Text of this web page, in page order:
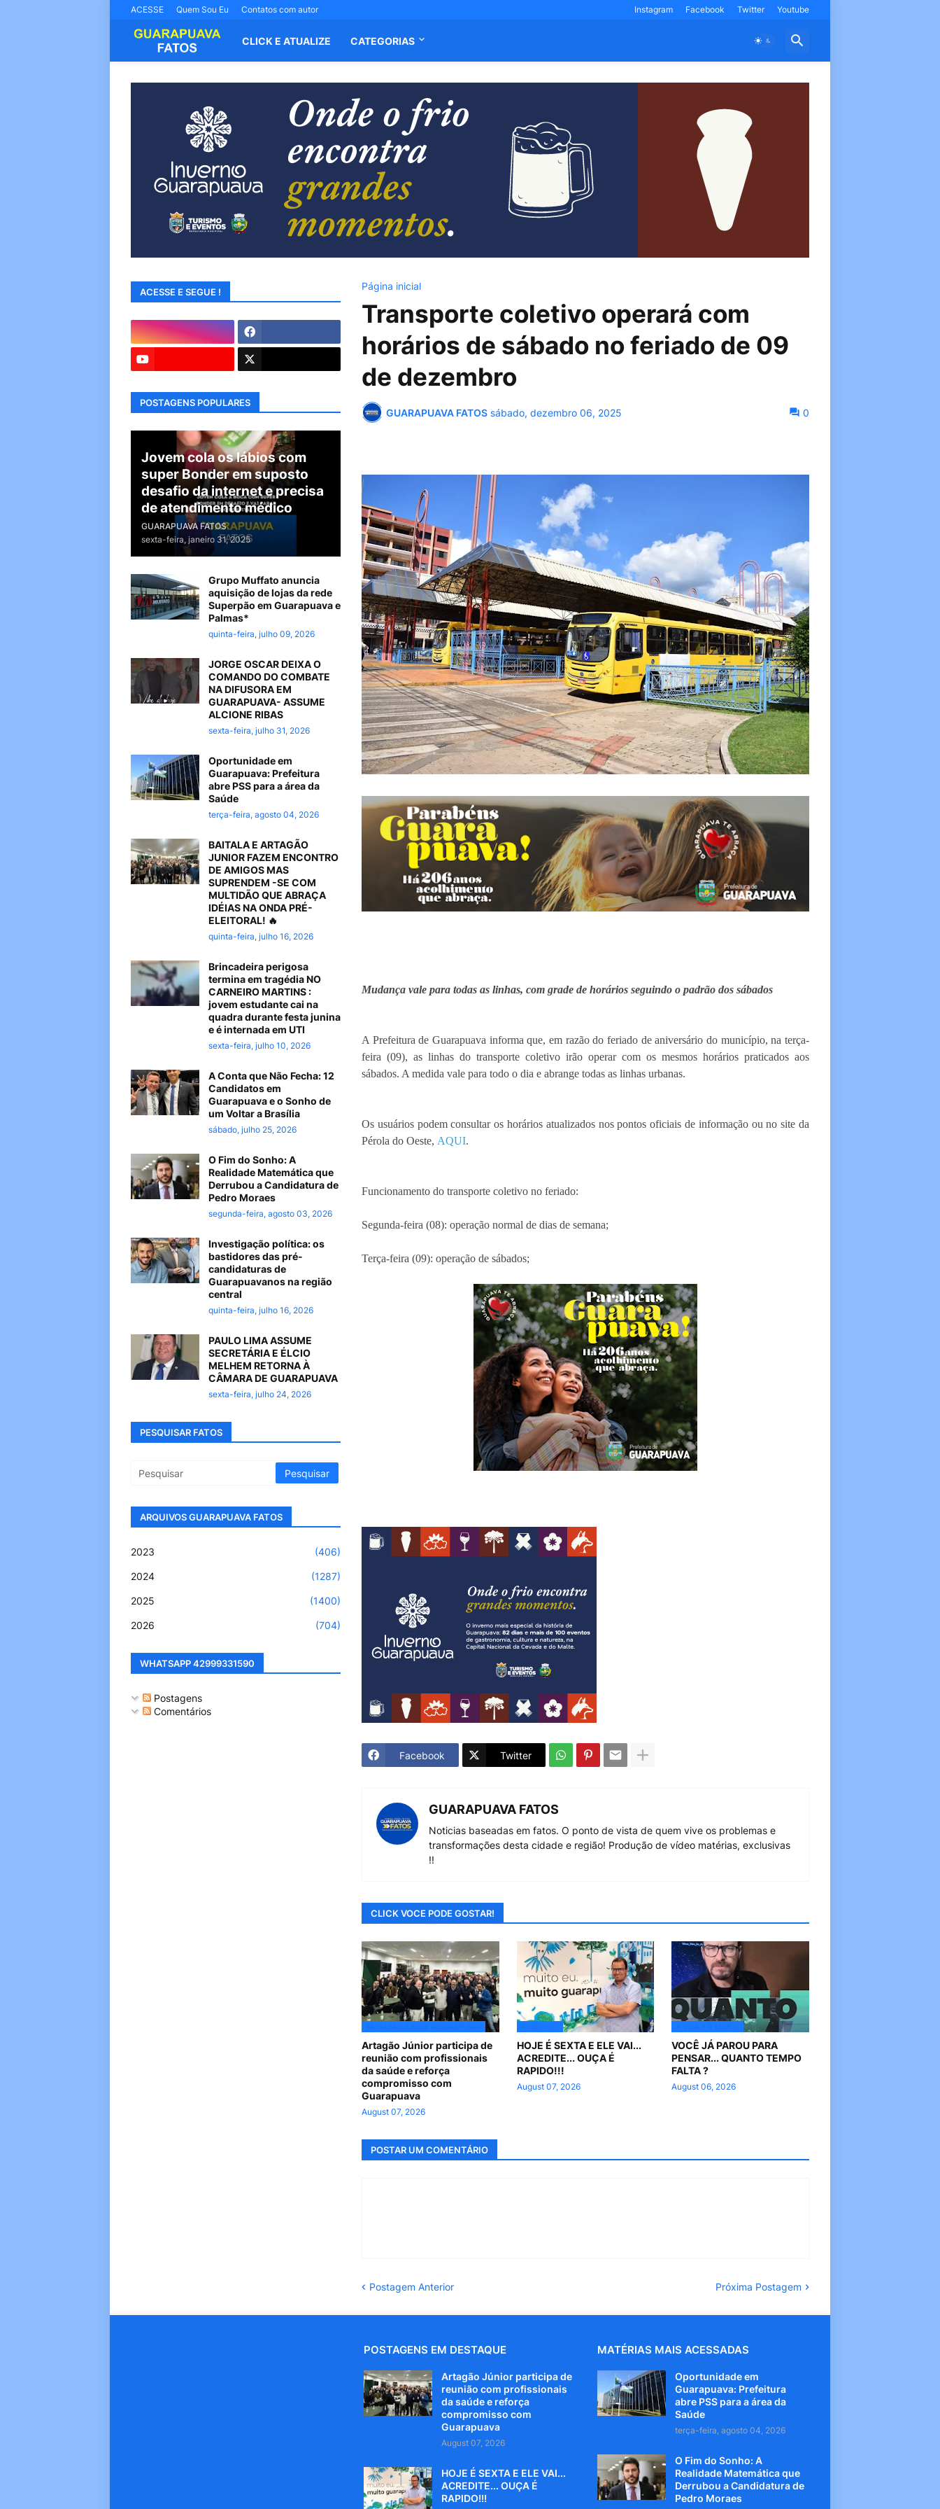
ACESSE Quem Sou Eu Contatos com autor Instagram Facebook Twitter Youtube
CLICK E ATUALIZE CATEGORIAS
Página inicial
Transporte coletivo operará com
horários de sábado no feriado de 09
de dezembro
GUARAPUAVA FATOS sábado, dezembro 06, 2025 0
Mudança vale para todas as linhas, com grade de horários seguindo o padrão dos sábados
A Prefeitura de Guarapuava informa que, em razão do feriado de aniversário do município, na terça-
feira (09), as linhas do transporte coletivo irão operar com os mesmos horários praticados aos
sábados. A medida vale para todo o dia e abrange todas as linhas urbanas.
Os usuários podem consultar os horários atualizados nos pontos oficiais de informação ou no site da
Pérola do Oeste, AQUI.
Funcionamento do transporte coletivo no feriado:
Segunda-feira (08): operação normal de dias de semana;
Terça-feira (09): operação de sábados;
Facebook Twitter
GUARAPUAVA FATOS
Noticias baseadas em fatos. O ponto de vista de quem vive os problemas e
transformações desta cidade e região! Produção de vídeo matérias, exclusivas
!!
CLICK VOCE PODE GOSTAR!
Artagão Júnior participa de
reunião com profissionais
da saúde e reforça
compromisso com
Guarapuava
August 07, 2026
HOJE É SEXTA E ELE VAI...
ACREDITE... OUÇA É
RAPIDO!!!
August 07, 2026
VOCÊ JÁ PAROU PARA
PENSAR... QUANTO TEMPO
FALTA ?
August 06, 2026
POSTAR UM COMENTÁRIO
Postagem Anterior Próxima Postagem
ACESSE E SEGUE !
POSTAGENS POPULARES
Jovem cola os lábios com
super Bonder em suposto
desafio da internet e precisa
de atendimento médico
GUARAPUAVA FATOS
sexta-feira, janeiro 31, 2025
Grupo Muffato anuncia
aquisição de lojas da rede
Superpão em Guarapuava e
Palmas*
quinta-feira, julho 09, 2026
JORGE OSCAR DEIXA O
COMANDO DO COMBATE
NA DIFUSORA EM
GUARAPUAVA- ASSUME
ALCIONE RIBAS
sexta-feira, julho 31, 2026
Oportunidade em
Guarapuava: Prefeitura
abre PSS para a área da
Saúde
terça-feira, agosto 04, 2026
BAITALA E ARTAGÃO
JUNIOR FAZEM ENCONTRO
DE AMIGOS MAS
SUPRENDEM -SE COM
MULTIDÃO QUE ABRAÇA
IDÉIAS NA ONDA PRÉ-
ELEITORAL! 🔥
quinta-feira, julho 16, 2026
Brincadeira perigosa
termina em tragédia NO
CARNEIRO MARTINS :
jovem estudante cai na
quadra durante festa junina
e é internada em UTI
sexta-feira, julho 10, 2026
A Conta que Não Fecha: 12
Candidatos em
Guarapuava e o Sonho de
um Voltar a Brasília
sábado, julho 25, 2026
O Fim do Sonho: A
Realidade Matemática que
Derrubou a Candidatura de
Pedro Moraes
segunda-feira, agosto 03, 2026
Investigação política: os
bastidores das pré-
candidaturas de
Guarapuavanos na região
central
quinta-feira, julho 16, 2026
PAULO LIMA ASSUME
SECRETÁRIA E ÉLCIO
MELHEM RETORNA À
CÂMARA DE GUARAPUAVA
sexta-feira, julho 24, 2026
PESQUISAR FATOS
ARQUIVOS GUARAPUAVA FATOS
2023 (406)
2024 (1287)
2025 (1400)
2026 (704)
WHATSAPP 42999331590
Postagens
Comentários
POSTAGENS EM DESTAQUE
Artagão Júnior participa de
reunião com profissionais
da saúde e reforça
compromisso com
Guarapuava
August 07, 2026
HOJE É SEXTA E ELE VAI...
ACREDITE... OUÇA É
RAPIDO!!!
MATÉRIAS MAIS ACESSADAS
Oportunidade em
Guarapuava: Prefeitura
abre PSS para a área da
Saúde
terça-feira, agosto 04, 2026
O Fim do Sonho: A
Realidade Matemática que
Derrubou a Candidatura de
Pedro Moraes